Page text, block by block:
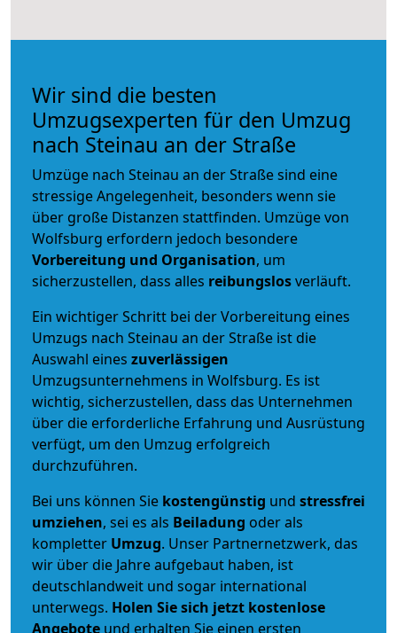
Wir sind die besten
Umzugsexperten für den Umzug
nach Steinau an der Straße
Umzüge nach Steinau an der Straße sind eine
stressige Angelegenheit, besonders wenn sie
über große Distanzen stattfinden. Umzüge von
Wolfsburg erfordern jedoch besondere
Vorbereitung und Organisation, um
sicherzustellen, dass alles reibungslosverläuft.
Ein wichtiger Schritt bei der Vorbereitung eines
Umzugs nach Steinau an der Straße ist die
Auswahl eines zuverlässigen
Umzugsunternehmens in Wolfsburg. Es ist
wichtig, sicherzustellen, dass das Unternehmen
über die erforderliche Erfahrung und Ausrüstung
verfügt, um den Umzug erfolgreich
durchzuführen.
Bei uns können Sie kostengünstig und stressfrei
umziehen, sei es als Beiladung oder als
kompletter Umzug. Unser Partnernetzwerk, das
wir über die Jahre aufgebaut haben, ist
deutschlandweit und sogar international
unterwegs. Holen Sie sich jetzt kostenlose
Angebote und erhalten Sie einen ersten